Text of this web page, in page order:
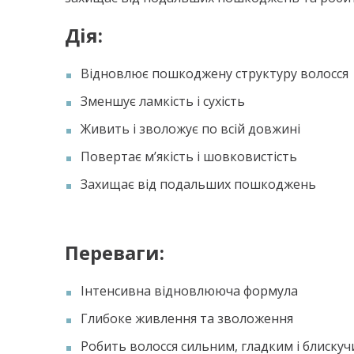
Дія:
Відновлює пошкоджену структуру волосся
Зменшує ламкість і сухість
Живить і зволожує по всій довжині
Повертає м’якість і шовковистість
Захищає від подальших пошкоджень
Переваги:
Інтенсивна відновлююча формула
Глибоке живлення та зволоження
Робить волосся сильним, гладким і